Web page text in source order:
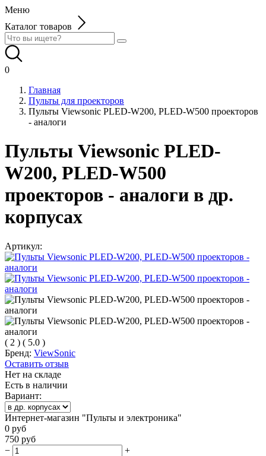
Меню
Каталог товаров
0
Главная
Пульты для проекторов
Пульты Viewsonic PLED-W200, PLED-W500 проекторов
- аналоги
Пульты Viewsonic PLED-
W200, PLED-W500
проекторов - аналоги в др.
корпусах
Артикул:
( 2 ) ( 5.0 )
Бренд: ViewSonic
Оставить отзыв
Нет на складе
Есть в наличии
Вариант:
Интернет-магазин "Пульты и электроника"
0 руб
750 руб
−
+